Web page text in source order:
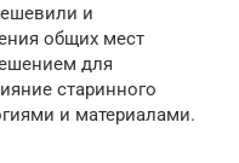
и
общих мест
для
старинного
и материалами.